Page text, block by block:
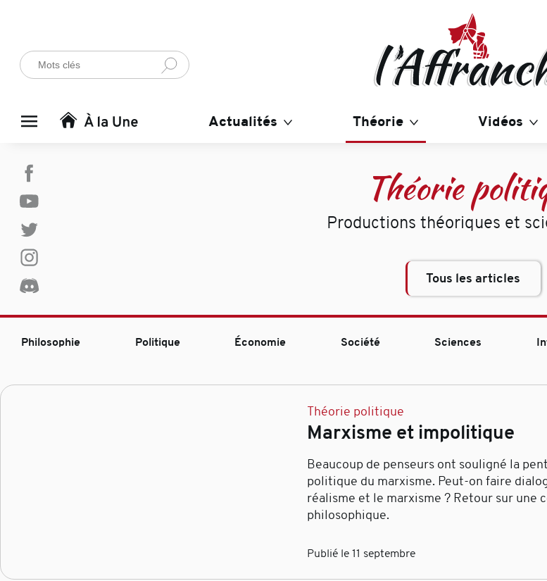
Actualités Théorie Vidéos
Théorie
Productions théoriques et
Tous les articles
Philosophie Politique Économie Société Sciences
Théorie politique
Marxisme et impolitique
Beaucoup de penseurs ont souligné la
politique du marxisme. Peut-on faire
réalisme et le marxisme ? Retour sur une
philosophique.
Publié le 11 septembre